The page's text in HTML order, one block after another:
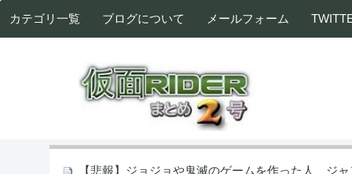
カテゴリ一覧 ブログについて メールフォーム